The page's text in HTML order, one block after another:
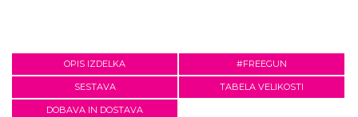
OPIS IZDELKA #FREEGUN
SESTAVA TABELA VELIKOSTI
DOBAVA IN DOSTAVA